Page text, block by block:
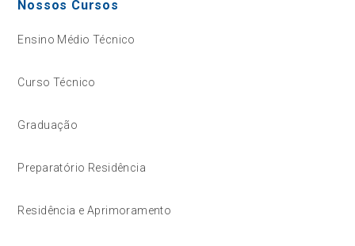
Nossos Cursos
Ensino Médio Técnico
Curso Técnico
Graduação
Preparatório Residência
Residência e Aprimoramento